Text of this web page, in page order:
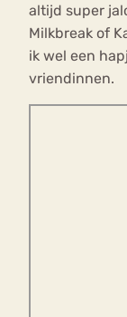
altijd super
Milkbreak of
ik wel een
vriendinnen.